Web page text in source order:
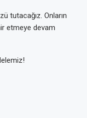
tutacağız. Onların
etmeye devam